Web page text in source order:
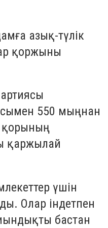
азық-түлік
қоржыны
550 мыңнан
қорының
қаржылай
үшін
Олар індетпен
бастан